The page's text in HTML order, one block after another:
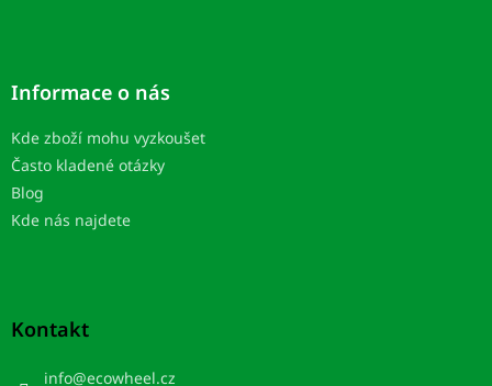
Informace o nás
Kde zboží mohu vyzkoušet
Často kladené otázky
Blog
Kde nás najdete
Kontakt
info@ecowheel.cz